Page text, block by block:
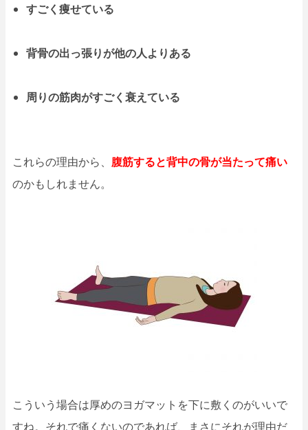
すごく痩せている
背骨の出っ張りが他の人よりある
周りの筋肉がすごく衰えている
これらの理由から、 腹筋すると背中の骨が当たって痛い
のかもしれません。
こういう場合は厚めのヨガマットを下に敷くのがいいで
すね。それで痛くないのであれば、まさにそれが理由だ